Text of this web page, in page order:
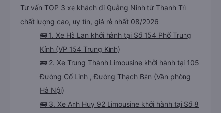
Tư vấn TOP 3 xe khách đi Quảng Ninh từ Thanh Trì
chất lượng cao, uy tín, giá rẻ nhất 08/2026
🚌 1. Xe Hà Lan khởi hành tại Số 154 Phố Trung
Kính (VP 154 Trung Kính)
🚌 2. Xe Trung Thành Limousine khởi hành tại 105
Đường Cổ Linh , Đường Thạch Bàn (Văn phòng
Hà Nội)
🚌 3. Xe Anh Huy 92 Limousine khởi hành tại Số 8